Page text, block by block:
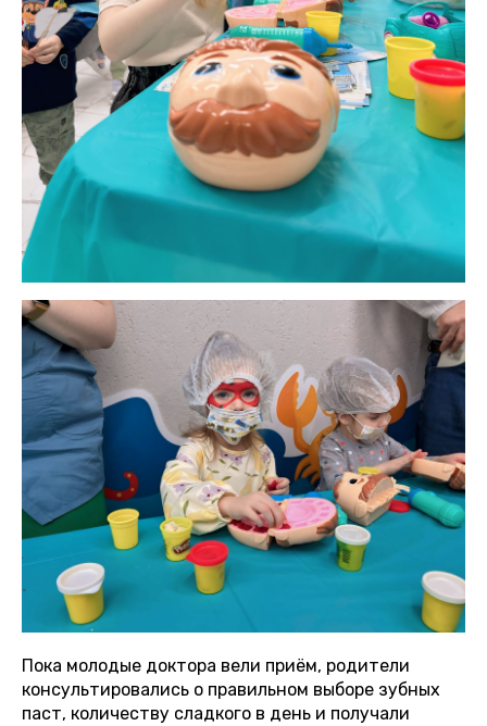
Пока молодые доктора вели приём, родители
консультировались о правильном выборе зубных
паст, количеству сладкого в день и получали